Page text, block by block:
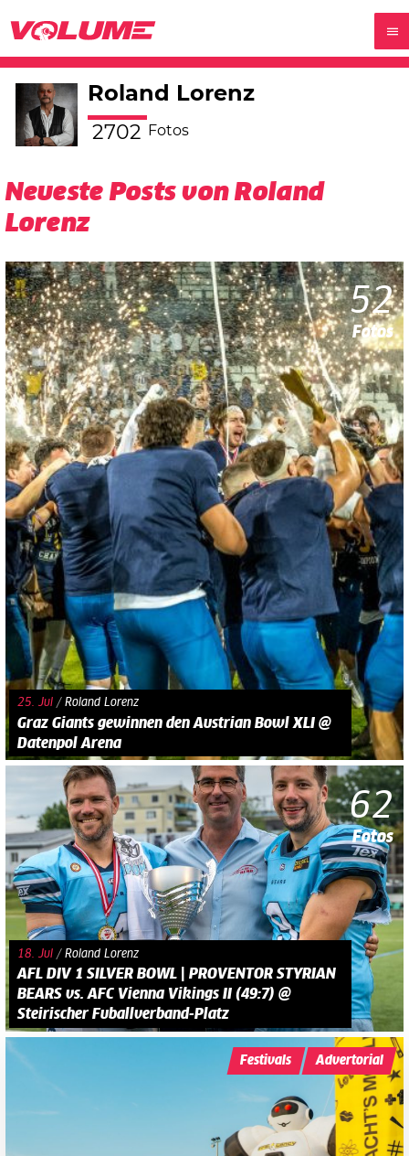
Roland Lorenz
2702 Fotos
Neueste Posts von Roland
Lorenz
25. Jul / Roland Lorenz
Graz Giants gewinnen den Austrian Bowl XLI @
Datenpol Arena
52
Fotos
18. Jul / Roland Lorenz
AFL DIV 1 SILVER BOWL | PROVENTOR STYRIAN
BEARS vs. AFC Vienna Vikings II (49:7) @
Steirischer Fuballverband-Platz
62
Fotos
Festivals Advertorial